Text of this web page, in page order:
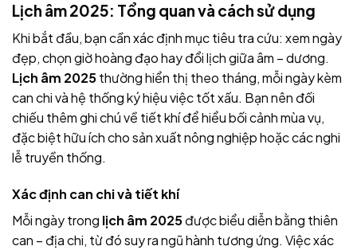
Lịch âm 2025: Tổng quan và cách sử dụng
Khi bắt đầu, bạn cần xác định mục tiêu tra cứu: xem ngày
đẹp, chọn giờ hoàng đạo hay đổi lịch giữa âm – dương.
Lịch âm 2025thường hiển thị theo tháng, mỗi ngày kèm
can chi và hệ thống ký hiệu việc tốt xấu. Bạn nên đối
chiếu thêm ghi chú về tiết khí để hiểu bối cảnh mùa vụ,
đặc biệt hữu ích cho sản xuất nông nghiệp hoặc các nghi
lễ truyền thống.
Xác định can chi và tiết khí
Mỗi ngày trong lịch âm 2025được biểu diễn bằng thiên
can – địa chi, từ đó suy ra ngũ hành tương ứng. Việc xác